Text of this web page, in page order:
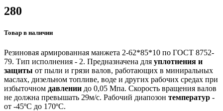
280
Товар в наличии
Резиновая армированная манжета 2-62*85*10 по ГОСТ 8752-
79. Тип исполнения - 2. Предназначена для уплотнения и
защиты от пыли и грязи валов, работающих в миниральных
маслах, дизельном топливе, воде и других рабочих средах при
избыточном давлении до 0,05 Мпа. Скорость вращения валов
не должна превышать 29м/с. Рабочий диапозон температур -
от -45ºС до 170ºС.